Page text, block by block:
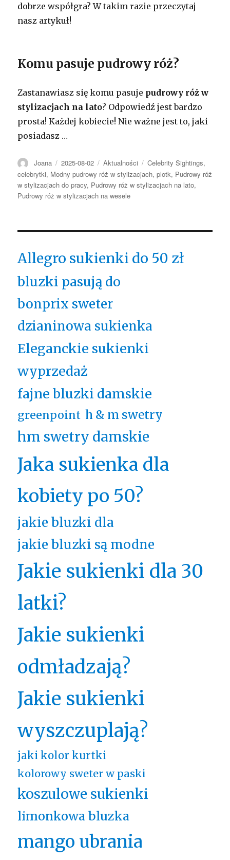
dobrze współgra? W takim razie przeczytaj
nasz artykuł!
Komu pasuje pudrowy róż?
Zastanawiasz się komu pasuje pudrowy róż w
stylizacjach na lato? Odpowiedź jest bardzo
prosta! Każdej kobiecie! Nie ważne jest to, jaki
posiadasz …
Autor
Joana Opublikowano
2025-08-02 Kategorie
Aktualności Tagi
Celebrity Sightings,
celebrytki, Modny pudrowy róż w stylizacjach,plotk, Pudrowy róż
w stylizacjach do pracy, Pudrowy róż w stylizacjach na lato,
Pudrowy róż w stylizacjach na wesele
Allegro sukienki do 50 zł
bluzki pasują do
bonprix sweter
dzianinowa sukienka
Eleganckie sukienki
wyprzedaż
fajne bluzki damskie
greenpoint h & m swetry
hm swetry damskie
Jaka sukienka dla
kobiety po 50?
jakie bluzki dla
jakie bluzki są modne
Jakie sukienki dla 30
latki?
Jakie sukienki
odmładzają?
Jakie sukienki
wyszczuplają?
jaki kolor kurtki
kolorowy sweter w paski
koszulowe sukienki
limonkowa bluzka
mango ubrania